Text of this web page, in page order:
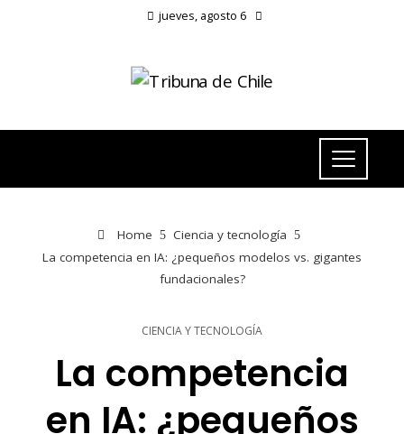
jueves, agosto 6
Home
Ciencia y tecnología
La competencia en IA: ¿pequeños modelos vs. gigantes
fundacionales?
CIENCIA Y TECNOLOGÍA
La competencia
en IA: ¿pequeños